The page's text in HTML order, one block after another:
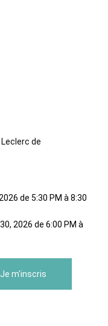
Je m'inscris